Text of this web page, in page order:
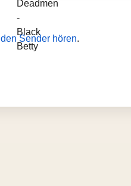
den Sender hören.